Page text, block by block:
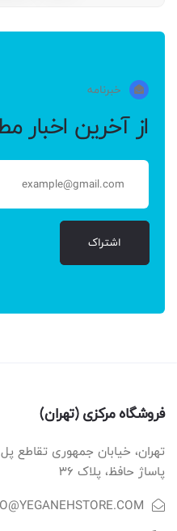
خبرنامه
از آخرین اخبار
اشتراک
فروشگاه مرکزی (تهران)
تهران، خیابان جمهوری تقاطع
پاساژ حافظ، پلاک ۳۶